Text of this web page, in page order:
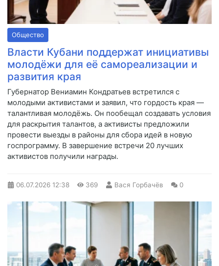
Общество
Власти Кубани поддержат инициативы
молодёжи для её самореализации и
развития края
Губернатор Вениамин Кондратьев встретился с
молодыми активистами и заявил, что гордость края —
талантливая молодёжь. Он пообещал создавать условия
для раскрытия талантов, а активисты предложили
провести выезды в районы для сбора идей в новую
госпрограмму. В завершение встречи 20 лучших
активистов получили награды.
06.07.2026 12:38 369 Вася Горбачёв 0